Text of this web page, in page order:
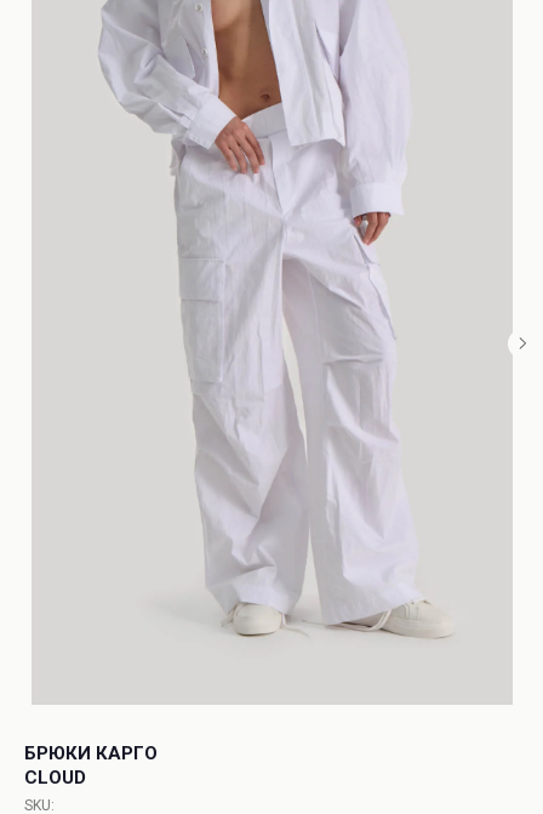
БРЮКИ КАРГО
CLOUD
SKU: